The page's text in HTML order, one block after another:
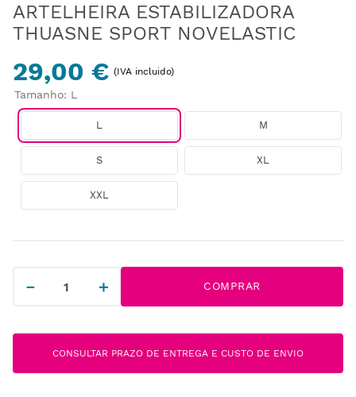
ARTELHEIRA ESTABILIZADORA
THUASNE SPORT NOVELASTIC
29,00 € (IVA incluido)
Tamanho: L
L M
S XL
XXL
＋
－ COMPRAR
CONSULTAR PRAZO DE ENTREGA E CUSTO DE ENVIO